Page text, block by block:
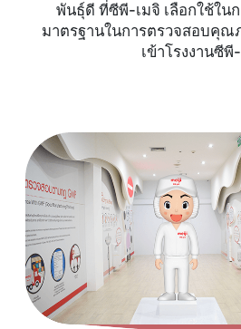
พันธุ์ดี ที่ซีพี-เมจิ เลือกใช้ใน
มาตรฐานในการตรวจสอบคุ
เข้าโรงงานซีพี